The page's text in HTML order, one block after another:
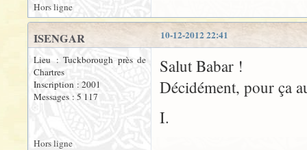
Hors ligne
10-12-2012 22:41
ISENGAR
Lieu : Tuckborough près de
Chartres
Inscription : 2001
Messages : 5 117
Salut Babar !
Décidément, pour ça
I.
Hors ligne